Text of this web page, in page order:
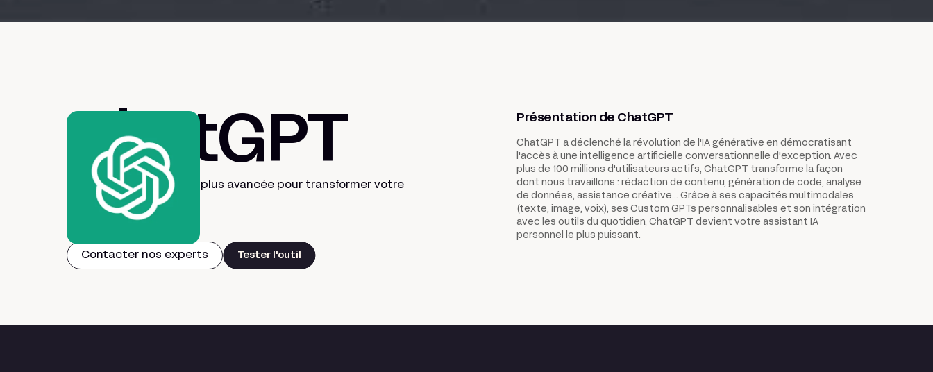
ChatGPT
L'IA conversationnelle la plus avancée pour transformer votre
productivité.
Contacter nos experts Tester l'outil
Présentation de ChatGPT
ChatGPT a déclenché la révolution de l'IA générative en démocratisant
l'accès à une intelligence artificielle conversationnelle d'exception. Avec
plus de 100 millions d'utilisateurs actifs, ChatGPT transforme la façon
dont nous travaillons : rédaction de contenu, génération de code, analyse
de données, assistance créative... Grâce à ses capacités multimodales
(texte, image, voix), ses Custom GPTs personnalisables et son intégration
avec les outils du quotidien, ChatGPT devient votre assistant IA
personnel le plus puissant.